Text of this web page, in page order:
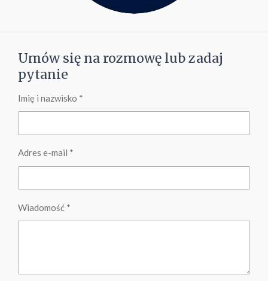
Umów się na rozmowę lub zadaj
pytanie
Imię i nazwisko *
Adres e-mail *
Wiadomość *